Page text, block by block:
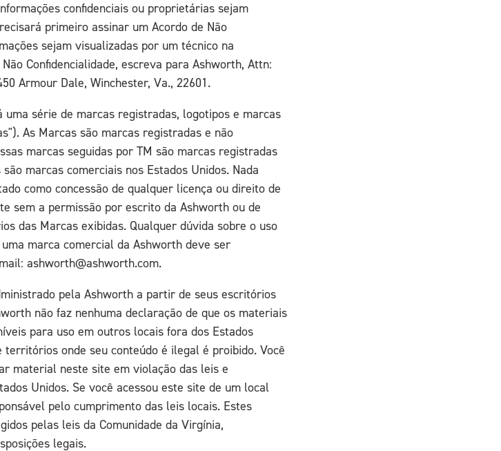
confidenciais ou proprietárias sejam
primeiro assinar um Acordo de Não
sejam visualizadas por um técnico na
Confidencialidade, escreva para Ashworth, Attn:
Armour Dale, Winchester, Va., 22601.
série de marcas registradas, logotipos e marcas
As Marcas são marcas registradas e não
marcas seguidas por TM são marcas registradas
marcas comerciais nos Estados Unidos. Nada
como concessão de qualquer licença ou direito de
sem a permissão por escrito da Ashworth ou de
das Marcas exibidas. Qualquer dúvida sobre o uso
marca comercial da Ashworth deve ser
ashworth@ashworth.com.
pela Ashworth a partir de seus escritórios
não faz nenhuma declaração de que os materiais
para uso em outros locais fora dos Estados
onde seu conteúdo é ilegal é proibido. Você
material neste site em violação das leis e
Unidos. Se você acessou este site de um local
pelo cumprimento das leis locais. Estes
pelas leis da Comunidade da Virgínia,
legais.